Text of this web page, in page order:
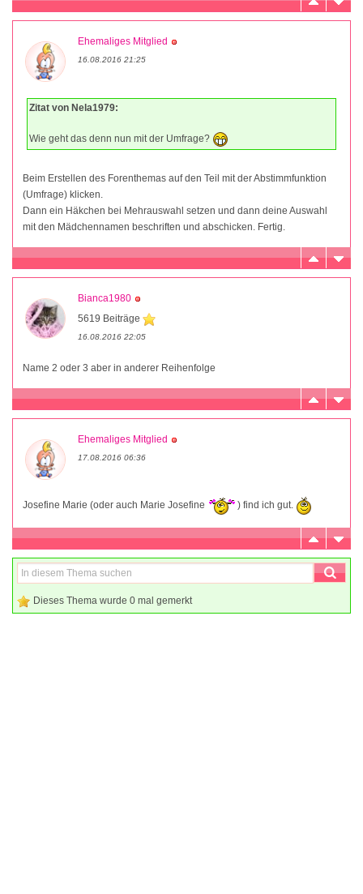
Ehemaliges Mitglied
16.08.2016 21:25
Zitat von Nela1979:
Wie geht das denn nun mit der Umfrage?
Beim Erstellen des Forenthemas auf den Teil mit der Abstimmfunktion
(Umfrage) klicken.
Dann ein Häkchen bei Mehrauswahl setzen und dann deine Auswahl
mit den Mädchennamen beschriften und abschicken. Fertig.
Bianca1980
5619 Beiträge
16.08.2016 22:05
Name 2 oder 3 aber in anderer Reihenfolge
Ehemaliges Mitglied
17.08.2016 06:36
Josefine Marie (oder auch Marie Josefine ) find ich gut.
Dieses Thema wurde 0 mal gemerkt